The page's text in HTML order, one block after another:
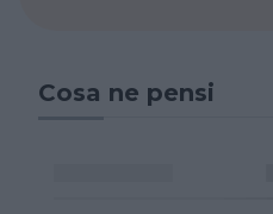
Cosa ne pensi